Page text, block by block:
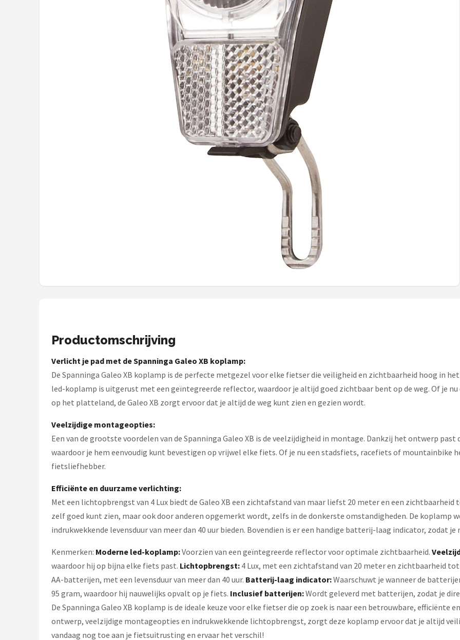
Productomschrijving
Verlicht je pad met de Spanninga Galeo XB koplamp:
De Spanninga Galeo XB koplamp is de perfecte metgezel voor elke fietser die veiligheid en zichtbaarheid hoog in
led-koplamp is uitgerust met een geïntegreerde reflector, waardoor je altijd goed zichtbaar bent op de weg. Of je
op het platteland, de Galeo XB zorgt ervoor dat je altijd de weg kunt zien en gezien wordt.
Veelzijdige montageopties:
Een van de grootste voordelen van de Spanninga Galeo XB is de veelzijdigheid in montage. Dankzij het ontwerp
waardoor je hem eenvoudig kunt bevestigen op vrijwel elke fiets. Of je nu een stadsfiets, racefiets of mountainbike
fietsliefhebber.
Efficiënte en duurzame verlichting:
Met een lichtopbrengst van 4 Lux biedt de Galeo XB een zichtafstand van maar liefst 20 meter en een
zelf goed kunt zien, maar ook door anderen opgemerkt wordt, zelfs in de donkerste omstandigheden. De koplamp
indrukwekkende levensduur van meer dan 40 uur bieden. Bovendien is er een handige batterij-laag indicator,
Kenmerken: Moderne led-koplamp:Voorzien van een geïntegreerde reflector voor optimale zichtbaarheid.
waardoor hij op bijna elke fiets past. Lichtopbrengst: 4 Lux, met een zichtafstand van 20 meter en zichtbaarheid
AA-batterijen, met een levensduur van meer dan 40 uur. Batterij-laag indicator:Waarschuwt je wanneer de
95 gram, waardoor hij nauwelijks opvalt op je fiets. Inclusief batterijen:Wordt geleverd met batterijen, zodat je
De Spanninga Galeo XB koplamp is de ideale keuze voor elke fietser die op zoek is naar een betrouwbare,
ontwerp, veelzijdige montageopties en indrukwekkende lichtopbrengst, zorgt deze koplamp ervoor dat je altijd
vandaag nog toe aan je fietsuitrusting en ervaar het verschil!